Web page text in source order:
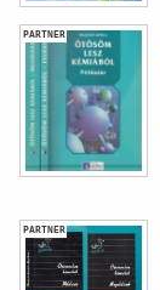
PARTNER
PARTNER